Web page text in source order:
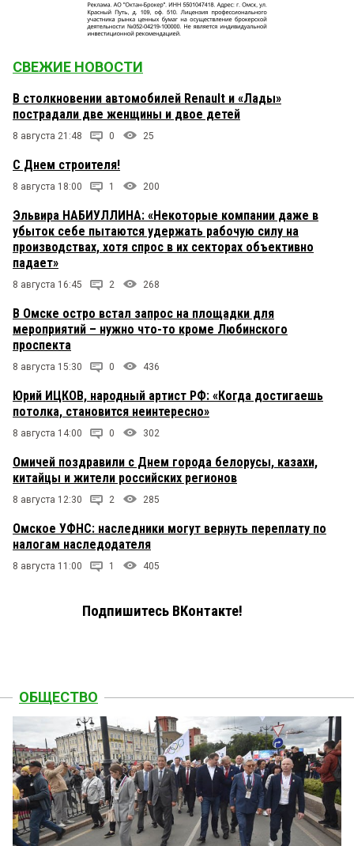
СВЕЖИЕ НОВОСТИ
В столкновении автомобилей Renault и «Лады»
пострадали две женщины и двое детей
8 августа 21:48 0 25
С Днем строителя!
8 августа 18:00 1 200
Эльвира НАБИУЛЛИНА: «Некоторые компании даже в
убыток себе пытаются удержать рабочую силу на
производствах, хотя спрос в их секторах объективно
падает»
8 августа 16:45 2 268
В Омске остро встал запрос на площадки для
мероприятий – нужно что-то кроме Любинского
проспекта
8 августа 15:30 0 436
Юрий ИЦКОВ, народный артист РФ: «Когда достигаешь
потолка, становится неинтересно»
8 августа 14:00 0 302
Омичей поздравили с Днем города белорусы, казахи,
китайцы и жители российских регионов
8 августа 12:30 2 285
Омское УФНС: наследники могут вернуть переплату по
налогам наследодателя
8 августа 11:00 1 405
Подпишитесь ВКонтакте!
ОБЩЕСТВО